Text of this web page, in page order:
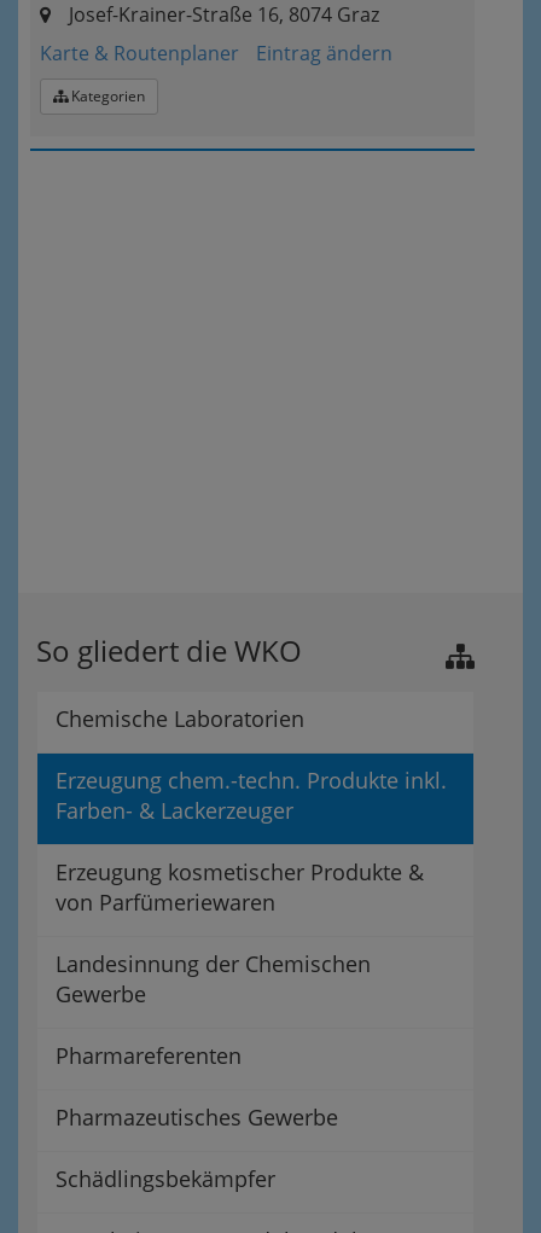
Josef-Krainer-Straße 16, 8074 Graz
Karte & Routenplaner
Eintrag ändern
Kategorien
So gliedert die WKO
Chemische Laboratorien
Erzeugung chem.-techn. Produkte inkl.
Farben- & Lackerzeuger
Erzeugung kosmetischer Produkte &
von Parfümeriewaren
Landesinnung der Chemischen
Gewerbe
Pharmareferenten
Pharmazeutisches Gewerbe
Schädlingsbekämpfer